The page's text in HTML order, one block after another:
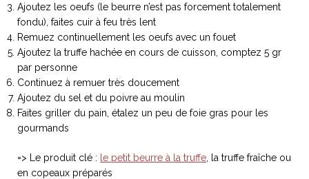
du
Notre palette
Virtuosa Venezia
Ajoutez les oeufs (le beurre n’est pas forcement totalement
fondu), faites cuir à feu très lent
Remuez continuellement les oeufs avec un fouet
Ajoutez la truffe hachée en cours de cuisson, comptez 5 gr
par personne
Continuez à remuer très doucement
Ajoutez du sel et du poivre au moulin
Faites griller du pain, étalez un peu de foie gras pour les
gourmands
=> Le produit clé : le petit beurre à la truffe , la truffe fraîche ou
en copeaux préparés